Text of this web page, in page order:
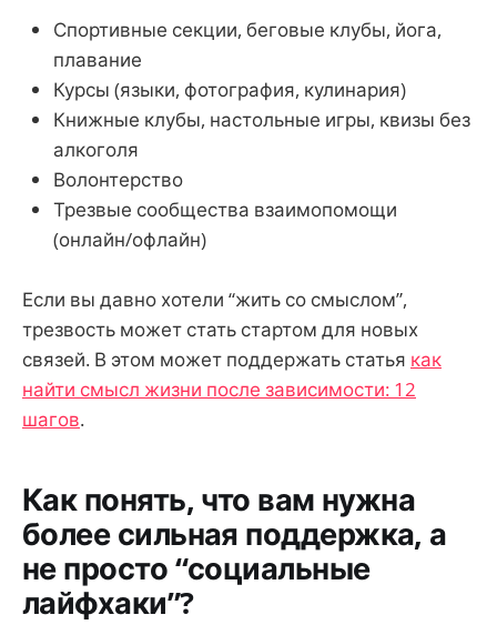
Спортивные секции, беговые клубы, йога,
плавание
Курсы (языки, фотография, кулинария)
Книжные клубы, настольные игры, квизы без
алкоголя
Волонтерство
Трезвые сообщества взаимопомощи
(онлайн/офлайн)
Если вы давно хотели “жить со смыслом”,
трезвость может стать стартом для новых
связей. В этом может поддержать статья как
найти смысл жизни после зависимости: 12
шагов.
Как понять, что вам нужна
более сильная поддержка, а
не просто “социальные
лайфхаки”?